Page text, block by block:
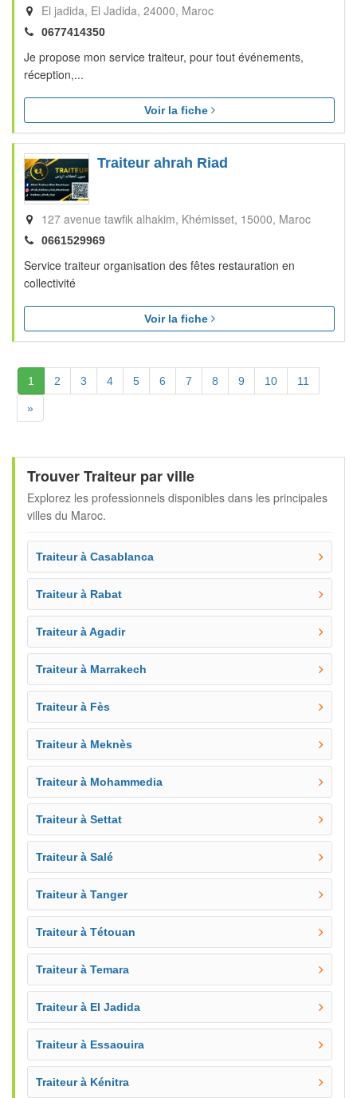
El jadida El Jadida 24000 Maroc
0677414350
Je propose mon service traiteur, pour tout événements,
réception,...
Voir la fiche
Traiteur ahrah Riad
127 avenue tawfik alhakim Khémisset 15000 Maroc
0661529969
Service traiteur organisation des fêtes restauration en
collectivité
Voir la fiche
1 (Actuelle)
2 3 4 5 6 7 8 9 10 11
»Suivante
Trouver Traiteur par ville
Explorez les professionnels disponibles dans les principales
villes du Maroc.
Traiteur à Casablanca
Traiteur à Rabat
Traiteur à Agadir
Traiteur à Marrakech
Traiteur à Fès
Traiteur à Meknès
Traiteur à Mohammedia
Traiteur à Settat
Traiteur à Salé
Traiteur à Tanger
Traiteur à Tétouan
Traiteur à Temara
Traiteur à El Jadida
Traiteur à Essaouira
Traiteur à Kénitra